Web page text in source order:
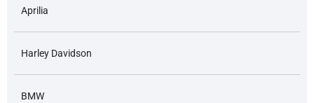
Aprilia
Harley Davidson
BMW